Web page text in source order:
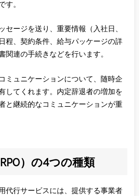
す。
セージを送り、重要情報（入社日、
程、契約条件、給与パッケージの詳
関連の手続きなどを行います。
ミュニケーションについて、随時企
してくれます。内定辞退者の増加を
と継続的なコミュニケーションが重
）の4つの種類
代行サービスには、提供する事業者